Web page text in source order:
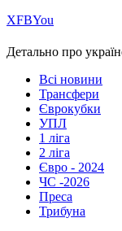
ХFBYou
Детально про
Всі новини
Трансфери
Єврокубки
УПЛ
1 ліга
2 ліга
Євро - 2024
ЧС -2026
Преса
Трибуна